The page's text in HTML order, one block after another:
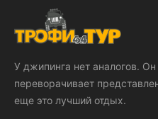
У джипинга нет аналогов. Он
переворачивает
еще это лучший отдых.